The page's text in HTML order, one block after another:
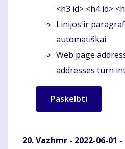
<h3 id> <h4 id>
Linijos ir
automatiškai
Web page
addresses turn
Vazhmr - 2022-06-01 -